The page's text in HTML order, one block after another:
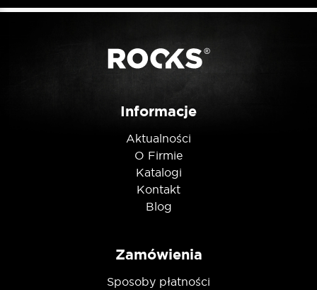
Informacje
Aktualności
O Firmie
Katalogi
Kontakt
Blog
Zamówienia
Sposoby płatności